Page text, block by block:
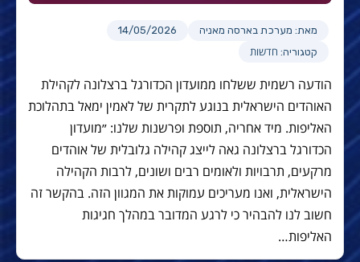
מאת: מערכת בארסה מאניה
14/05/2026
קטגוריה: חדשות
הודעה רשמית ששלחו ממועדון הכדורגל ברצלונה לקהילת
האוהדים הישראלית בנוגע לתקרית של לאמין ימאל בתהלוכת
האליפות. מיד אחריה, תוספת ופרשנות שלנו: ״מועדון
הכדורגל ברצלונה גאה לייצג קהילה גלובלית של אוהדים
מרקעים, תרבויות ולאומים רבים ושונים, לרבות הקהילה
הישראלית, ואנו מעריכים עמוקות את המגוון הזה. בהקשר זה
חשוב לנו להבהיר כי לרגע המדובר במהלך חגיגות
האליפות…